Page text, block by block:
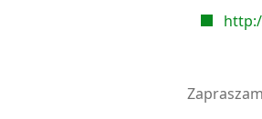
Zapraszam